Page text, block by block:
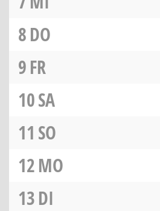
8DO
9FR
10SA
11 SO
12MO
13DI